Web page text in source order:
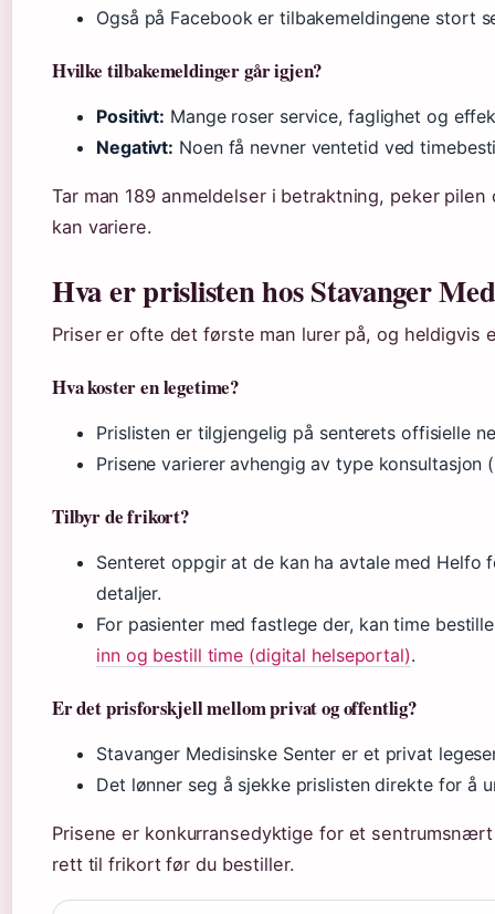
Også på Facebook er tilbakemeldingene stort
Hvilke tilbakemeldinger går igjen?
Positivt: Mange roser service, faglighet og
Negativt: Noen få nevner ventetid ved
Tar man 189 anmeldelser i betraktning, peker
kan variere.
Hva er prislisten hos Stavanger
Priser er ofte det første man lurer på, og heldigvis
Hva koster en legetime?
Prislisten er tilgjengelig på senterets offisielle
Prisene varierer avhengig av type konsultasjon
Tilbyr de frikort?
Senteret oppgir at de kan ha avtale med Helfo
detaljer.
For pasienter med fastlege der, kan time
inn og bestill time (digital helseportal).
Er det prisforskjell mellom privat og offentlig?
Stavanger Medisinske Senter er et privat
Det lønner seg å sjekke prislisten direkte for å
Prisene er konkurransedyktige for et
rett til frikort før du bestiller.